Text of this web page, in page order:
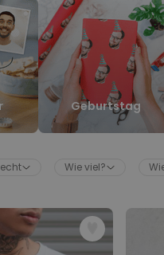
und cool wie er und
bstimmt tierisch
Geburtstag
Wie viel?